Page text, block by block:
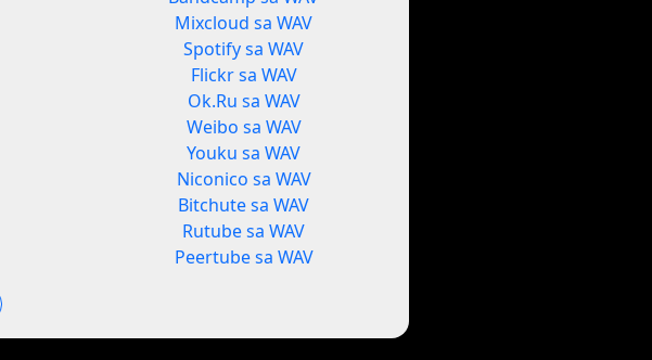
Mixcloud sa WAV
Spotify sa WAV
Flickr sa WAV
Ok.Ru sa WAV
Weibo sa WAV
Youku sa WAV
Niconico sa WAV
Bitchute sa WAV
Rutube sa WAV
Peertube sa WAV